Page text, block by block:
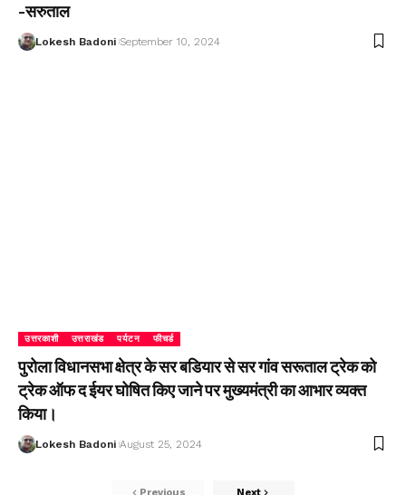
-सरुताल
Lokesh Badoni September 10, 2024
उत्तरकाशी उत्तराखंड पर्यटन फीचर्ड
पुरोला विधानसभा क्षेत्र के सर बडियार से सर गांव सरूताल ट्रेक को
ट्रेक ऑफ द ईयर घोषित किए जाने पर मुख्यमंत्री का आभार व्यक्त
किया।
Lokesh Badoni August 25, 2024